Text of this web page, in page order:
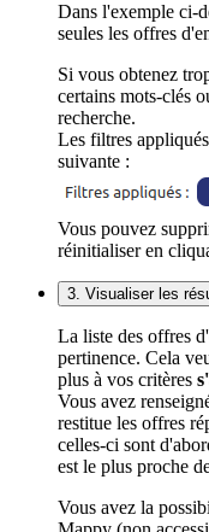
Dans l'exemple ci-
seules les offres
Si vous obtenez
certains mots-clés
recherche.
Les filtres
suivante :
Vous pouvez
réinitialiser en
3. Visualiser les
La liste des offres
pertinence. Cela
plus à vos critères
Vous avez
restitue les offres
celles-ci sont
est le plus proche
Vous avez la